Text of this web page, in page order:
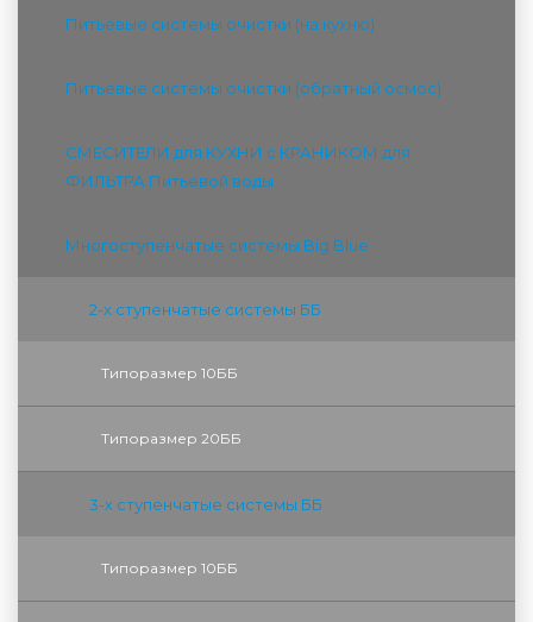
Питьевые системы очистки (на кухню)
Питьевые системы очистки (обратный осмос)
СМЕСИТЕЛИ для КУХНИ с КРАНИКОМ для
ФИЛЬТРА Питьевой воды
Многоступенчатые системы Big Blue
2-х ступенчатые системы ББ
Типоразмер 10ББ
Типоразмер 20ББ
3-х ступенчатые системы ББ
Типоразмер 10ББ